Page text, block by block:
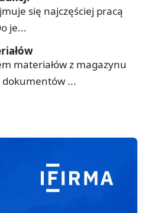
się najczęściej pracą
je...
materiałów z magazynu
dokumentów ...